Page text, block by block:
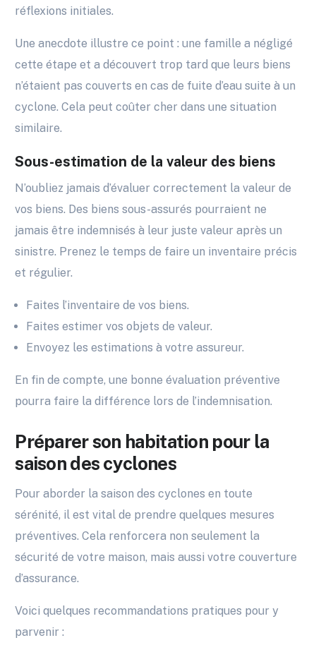
réflexions initiales.
Une anecdote illustre ce point : une famille a négligé
cette étape et a découvert trop tard que leurs biens
n’étaient pas couverts en cas de fuite d’eau suite à un
cyclone. Cela peut coûter cher dans une situation
similaire.
Sous-estimation de la valeur des biens
N’oubliez jamais d’évaluer correctement la valeur de
vos biens. Des biens sous-assurés pourraient ne
jamais être indemnisés à leur juste valeur après un
sinistre. Prenez le temps de faire un inventaire précis
et régulier.
Faites l’inventaire de vos biens.
Faites estimer vos objets de valeur.
Envoyez les estimations à votre assureur.
En fin de compte, une bonne évaluation préventive
pourra faire la différence lors de l’indemnisation.
Préparer son habitation pour la
saison des cyclones
Pour aborder la saison des cyclones en toute
sérénité, il est vital de prendre quelques mesures
préventives. Cela renforcera non seulement la
sécurité de votre maison, mais aussi votre couverture
d’assurance.
Voici quelques recommandations pratiques pour y
parvenir :